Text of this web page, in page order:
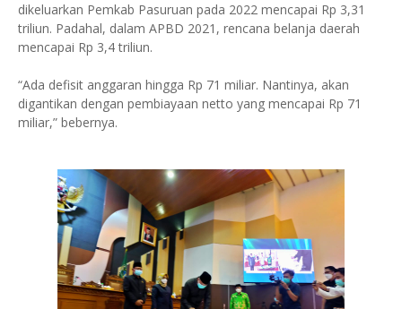
dikeluarkan Pemkab Pasuruan pada 2022 mencapai Rp 3,31
triliun. Padahal, dalam APBD 2021, rencana belanja daerah
mencapai Rp 3,4 triliun.
“Ada defisit anggaran hingga Rp 71 miliar. Nantinya, akan
digantikan dengan pembiayaan netto yang mencapai Rp 71
miliar,” bebernya.